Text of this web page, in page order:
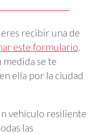
recibir una de
este formulario
medida se te
ella por la ciudad
vehículo resiliente
las